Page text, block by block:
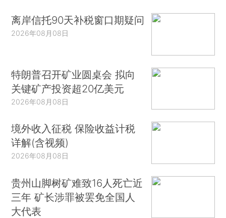
离岸信托90天补税窗口期疑问
2026年08月08日
特朗普召开矿业圆桌会 拟向
关键矿产投资超20亿美元
2026年08月08日
境外收入征税 保险收益计税
详解(含视频)
2026年08月08日
贵州山脚树矿难致16人死亡近
三年 矿长涉罪被罢免全国人
大代表